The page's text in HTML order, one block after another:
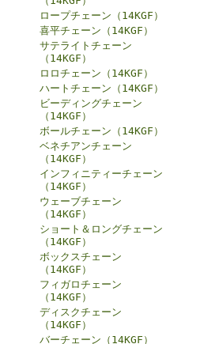
ロープチェーン（14KGF）
喜平チェーン（14KGF）
サテライトチェーン
（14KGF）
ロロチェーン（14KGF）
ハートチェーン（14KGF）
ビーディングチェーン
（14KGF）
ボールチェーン（14KGF）
ベネチアンチェーン
（14KGF）
インフィニティーチェーン
（14KGF）
ウェーブチェーン
（14KGF）
ショート＆ロングチェーン
（14KGF）
ボックスチェーン
（14KGF）
フィガロチェーン
（14KGF）
ディスクチェーン
（14KGF）
バーチェーン（14KGF）